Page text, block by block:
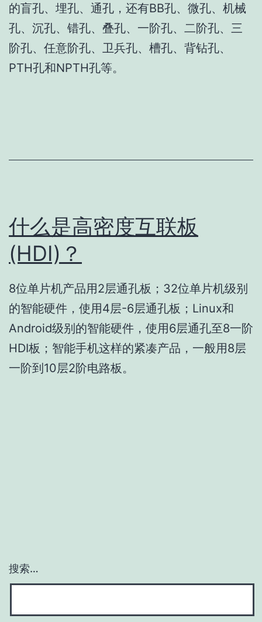
的盲孔、埋孔、通孔，还有BB孔、微孔、机械
孔、沉孔、错孔、叠孔、一阶孔、二阶孔、三
阶孔、任意阶孔、卫兵孔、槽孔、背钻孔、
PTH孔和NPTH孔等。
什么是高密度互联板
(HDI)？
8位单片机产品用2层通孔板；32位单片机级别
的智能硬件，使用4层-6层通孔板；Linux和
Android级别的智能硬件，使用6层通孔至8一阶
HDI板；智能手机这样的紧凑产品，一般用8层
一阶到10层2阶电路板。
搜索…